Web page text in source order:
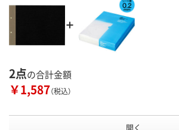
2点の合計金額
￥1,587（税込）
開く